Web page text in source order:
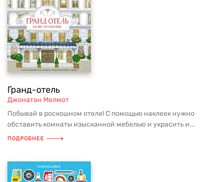
Гранд-отель
Джонатан Мелмот
Побывай в роскошном отеле! С помощью наклеек нужно
обставить комнаты изысканной мебелью и украсить и...
ПОДРОБНЕЕ